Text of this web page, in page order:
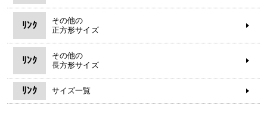
ﾘﾝｸ
その他の
正方形サイズ
ﾘﾝｸ
その他の
長方形サイズ
ﾘﾝｸ サイズ一覧